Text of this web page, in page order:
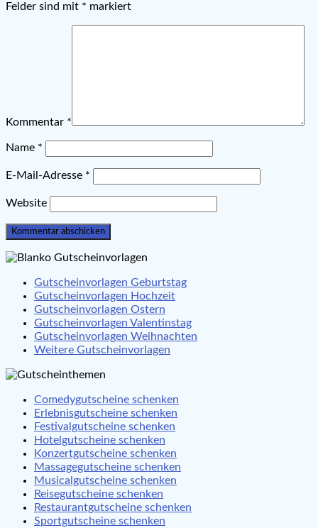
Felder sind mit * markiert
Kommentar *
Name *
E-Mail-Adresse *
Website
Gutscheinvorlagen Geburtstag
Gutscheinvorlagen Hochzeit
Gutscheinvorlagen Ostern
Gutscheinvorlagen Valentinstag
Gutscheinvorlagen Weihnachten
Weitere Gutscheinvorlagen
Comedygutscheine schenken
Erlebnisgutscheine schenken
Festivalgutscheine schenken
Hotelgutscheine schenken
Konzertgutscheine schenken
Massagegutscheine schenken
Musicalgutscheine schenken
Reisegutscheine schenken
Restaurantgutscheine schenken
Sportgutscheine schenken